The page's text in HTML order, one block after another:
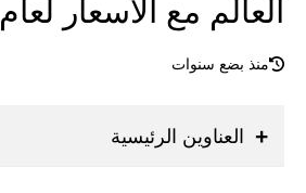
العالم مع الاسعار لعام 2025
منذ بضع سنوات
العناوين الرئيسية